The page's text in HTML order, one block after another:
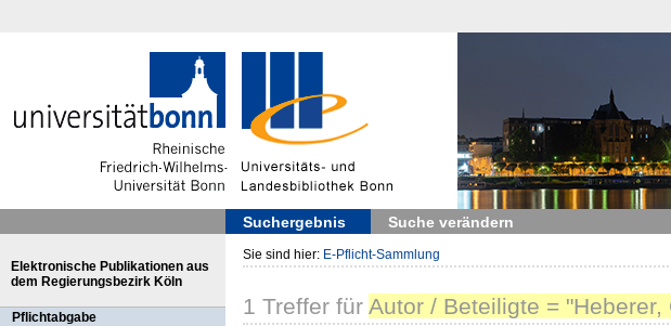
Suchergebnis Suche verändern
Elektronische Publikationen aus
dem Regierungsbezirk Köln
Pflichtabgabe
Sie sind hier: E-Pflicht-Sammlung
1 Treffer für Autor / Beteiligte = "Heberer,